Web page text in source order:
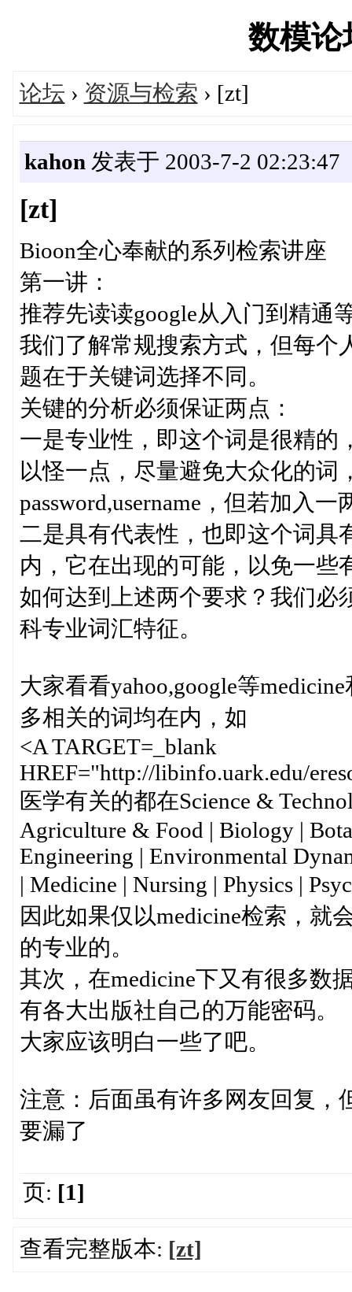
数模论
论坛 › 资源与检索 › [zt]
kahon 发表于 2003-7-2 02:23:47
[zt]
Bioon全心奉献的系列检索讲座
第一讲：
推荐先读读google从入门到精通
我们了解常规搜索方式，但每个
题在于关键词选择不同。
关键的分析必须保证两点：
一是专业性，即这个词是很精的
以怪一点，尽量避免大众化的词
password,username，但若加入
二是具有代表性，也即这个词具
内，它在出现的可能，以免一些
如何达到上述两个要求？我们必
科专业词汇特征。
大家看看yahoo,google等
多相关的词均在内，如
<A TARGET=_blank
HREF="http://libinfo.uark.edu/
医学有关的都在Science &
Agriculture & Food | Biology |
Engineering | Environmental
| Medicine | Nursing | Physics |
因此如果仅以medicine检索，就
的专业的。
其次，在medicine下又有很多数
有各大出版社自己的万能密码。
大家应该明白一些了吧。
注意：后面虽有许多网友回复，
要漏了
页: [1]
查看完整版本: [zt]